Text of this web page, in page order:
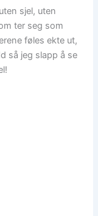
sjel, uten
ter seg som
føles ekte ut,
så jeg slapp å se